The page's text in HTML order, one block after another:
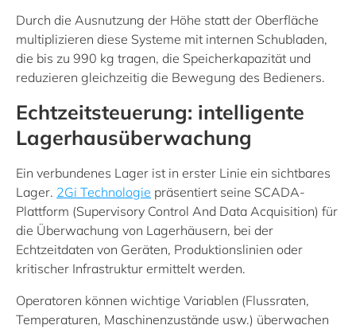
Durch die Ausnutzung der Höhe statt der Oberfläche
multiplizieren diese Systeme mit internen Schubladen,
die bis zu 990 kg tragen, die Speicherkapazität und
reduzieren gleichzeitig die Bewegung des Bedieners.
Echtzeitsteuerung: intelligente
Lagerhausüberwachung
Ein verbundenes Lager ist in erster Linie ein sichtbares
Lager. 2Gi Technologie präsentiert seine SCADA-
Plattform (Supervisory Control And Data Acquisition) für
die Überwachung von Lagerhäusern, bei der
Echtzeitdaten von Geräten, Produktionslinien oder
kritischer Infrastruktur ermittelt werden.
Operatoren können wichtige Variablen (Flussraten,
Temperaturen, Maschinenzustände usw.) überwachen